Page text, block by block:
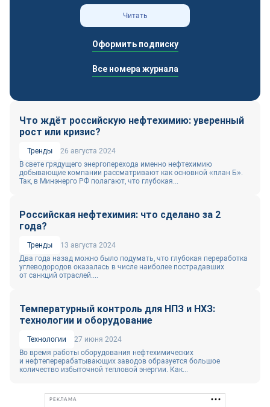
Читать
Оформить подписку
Все номера журнала
Что ждёт российскую нефтехимию: уверенный
рост или кризис?
Тренды
26 августа 2024
В свете грядущего энергоперехода именно нефтехимию
добывающие компании рассматривают как основной «план Б».
Так, в Минэнерго РФ полагают, что глубокая...
Российская нефтехимия: что сделано за 2
года?
Тренды
13 августа 2024
Два года назад можно было подумать, что глубокая переработка
углеводородов оказалась в числе наиболее пострадавших
от санкций отраслей....
Температурный контроль для НПЗ и НХЗ:
технологии и оборудование
Технологии
27 июня 2024
Во время работы оборудования нефтехимических
и нефтеперерабатывающих заводов образуется большое
количество избыточной тепловой энергии. Как...
РЕКЛАМА